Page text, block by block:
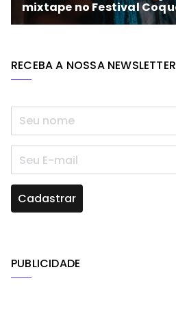
RECEBA A NOSSA NEWSLETTER
PUBLICIDADE